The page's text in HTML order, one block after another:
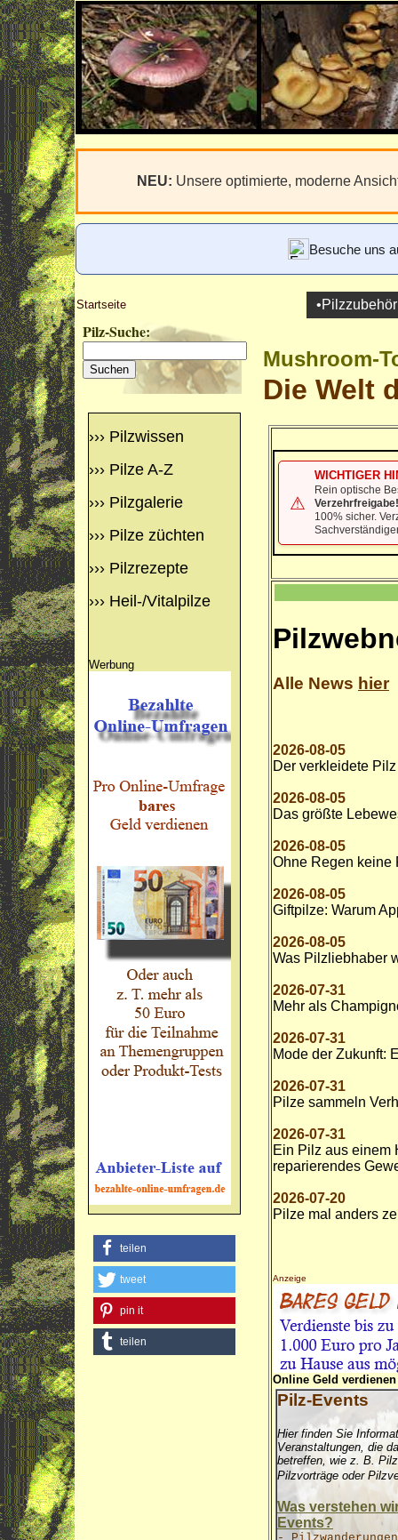
NEU: Unsere optimierte, moderne
Besuche uns
Startseite
Pilz-Suche:
››› Pilzwissen
››› Pilze A-Z
››› Pilzgalerie
››› Pilze züchten
››› Pilzrezepte
››› Heil-/Vitalpilze
Werbung
teilen
tweet
pin it
teilen
Mushroom-
Die Welt
⚠
WICHTIGER
Rein optische
Verzehrfreigabe!
100% sicher.
Alle News hier
2026-08-05
Der verkleidete Pilz
2026-08-05
Das größte
2026-08-05
Ohne Regen keine
2026-08-05
Giftpilze: Warum
2026-08-05
Was Pilzliebhaber
2026-07-31
Mehr als
2026-07-31
Mode der Zukunft:
2026-07-31
Pilze sammeln
2026-07-31
Ein Pilz aus einem
reparierendes
2026-07-20
Pilze mal anders
Anzeige
Online Geld
Pilz-Events
Hier finden Sie
Veranstaltungen, die
betreffen, wie z. B.
Pilzvorträge oder
Was verstehen
Events?